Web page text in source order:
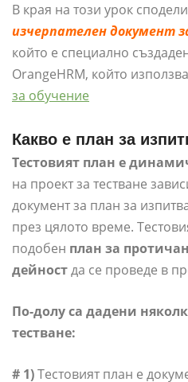
В края на този урок
изчерпателен документ
който е специално
OrangeHRM, който
за обучение
Какво е план за
Тестовият план е
на проект за тестване
документ за план за
през цялото време.
подобен план за
дейностда се проведе в
По-долу са дадени
тестване:
# 1)Тестовият план е